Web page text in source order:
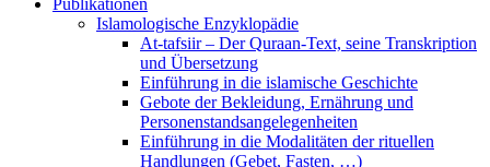
Islamologische Enzyklopädie
At-tafsiir – Der Quraan-Text, seine Transkription
und Übersetzung
Einführung in die islamische Geschichte
Gebote der Bekleidung, Ernährung und
Personenstandsangelegenheiten
Einführung in die Modalitäten der rituellen
Handlungen (Gebet, Fasten, …)